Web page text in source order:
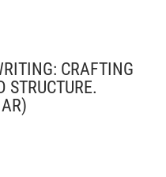
CRAFTING
STRUCTURE.